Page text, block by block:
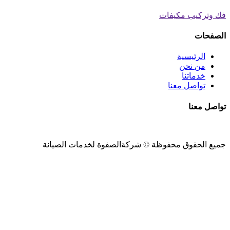
فك وتركيب مكيفات
الصفحات
الرئيسية
من نحن
خدماتنا
تواصل معنا
تواصل معنا
جميع الحقوق محفوظة © شركةالصفوة لخدمات الصيانة